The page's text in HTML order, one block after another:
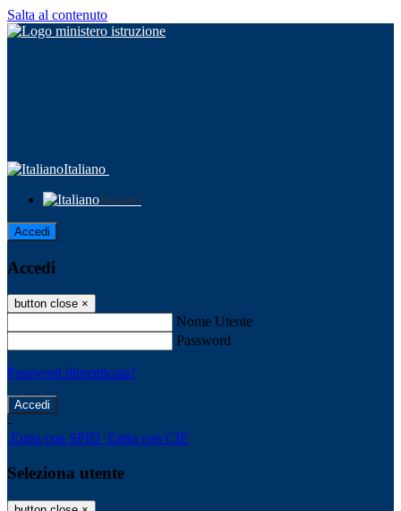
Salta al contenuto
Italiano
Italiano
Accedi
Accedi
button close ×
Nome Utente
Password
Password dimenticata?
-
Entra con SPID Entra con CIE
Seleziona utente